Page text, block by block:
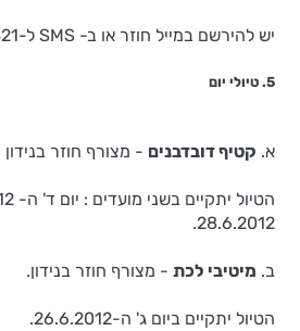
יש להירשם במייל חוזר או ב- SMS ל-052-8586421.
א.קטיף דובדבנים- מצורף חוזר בנידון
28.6.2012.
ב.מיטיבי לכת- מצורף חוזר בנידון.
הטיול יתקיים ביום ג' ה-26.6.2012.